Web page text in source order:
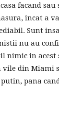
facand sau
incat a
Sunt
nu au
nimic in acest
vile din Miami
pana